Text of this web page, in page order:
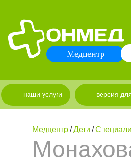
Медцентр
наши услуги версия
Медцентр/ Дети /